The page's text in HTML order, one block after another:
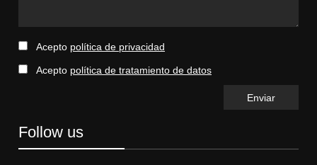
Acepto política de privacidad
Acepto política de tratamiento de datos
Follow us